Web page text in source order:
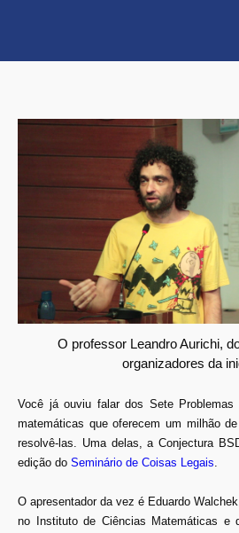
O professor Leandro Aurichi,
organizadores da
Você já ouviu falar dos Sete Problemas
matemáticas que oferecem um milhão
resolvê-las. Uma delas, a Conjectura
edição do Seminário de Coisas Legais
O apresentador da vez é Eduardo
no Instituto de Ciências Matemáticas e